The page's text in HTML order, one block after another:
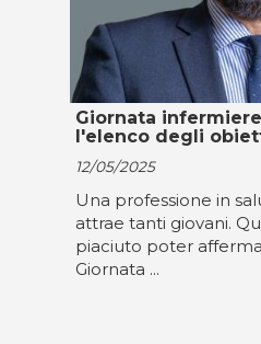
Giornata
l'elenco degli
12/05/2025
Una professione in
attrae tanti giovani.
piaciuto poter
Giornata ...